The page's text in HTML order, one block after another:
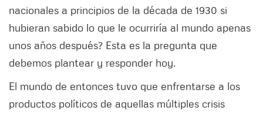
nacionales a principios de la década de 1930 si
hubieran sabido lo que le ocurriría al mundo apenas
unos años después? Esta es la pregunta que
debemos plantear y responder hoy.
El mundo de entonces tuvo que enfrentarse a los
productos políticos de aquellas múltiples crisis